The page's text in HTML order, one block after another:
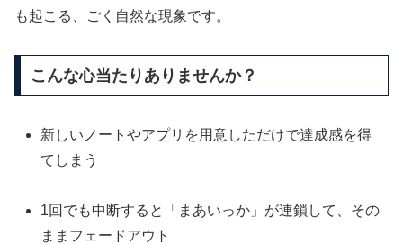
も起こる、ごく自然な現象です。
こんな心当たりありませんか？
新しいノートやアプリを用意しただけで達成感を得
てしまう
1回でも中断すると「まあいっか」が連鎖して、その
ままフェードアウト